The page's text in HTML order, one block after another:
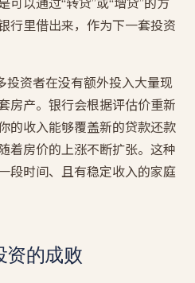
以通过“转贷”或“增贷”的方
行里借出来，作为下一套投资
投资者在没有额外投入大量现
房产。银行会根据评估价重新
的收入能够覆盖新的贷款还款
着房价的上涨不断扩张。这种
段时间、且有稳定收入的家庭
资的成败